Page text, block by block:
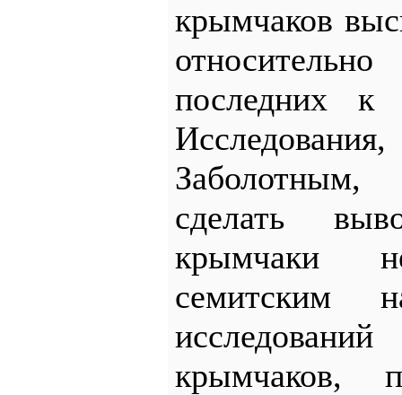
крымчаков
последних к
сделать
крымчаки
семитским
крымчаков,